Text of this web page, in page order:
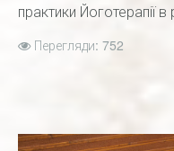
практики Йоготерапії
Перегляди: 752